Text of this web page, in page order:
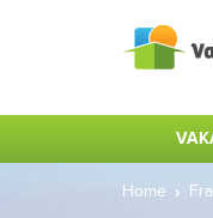
Home